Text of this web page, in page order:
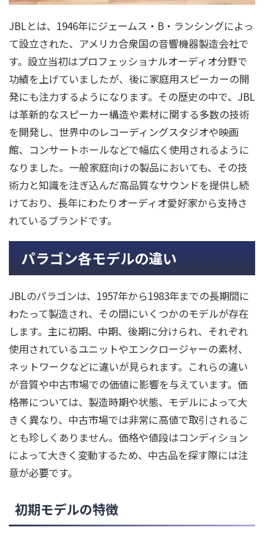
JBLとは、1946年にジェームス・B・ランシングによっ
て設立された、アメリカ合衆国の音響機器製造会社で
す。設立当初はプロフェッショナルオーディオ分野で
功績を上げていましたが、後に家庭用スピーカーの開
発にも注力するようになります。その歴史の中で、JBL
は革新的なスピーカー構造や素材に関する多数の技術
を開発し、世界中のレコーディングスタジオや映画
館、コンサートホールなどで幅広く使用されるように
なりました。一般家庭向けの製品においても、その技
術力と知識を注ぎ込んだ高品質なサウンドを提供し続
けており、長年にわたりオーディオ愛好家から支持さ
れているブランドです。
パラゴン各モデルの違い
JBLのパラゴンは、1957年から1983年までの長期間に
わたって製造され、その間にいくつかのモデルが存在
します。主に初期、中期、後期に分けられ、それぞれ
使用されているユニットやエンクロージャーの素材、
ネットワークなどに違いが見られます。これらの違い
が音質や中古市場での価値に影響を与えています。価
格帯については、製造時期や状態、モデルによって大
きく異なり、中古市場では非常に高値で取引されるこ
とも珍しくありません。価格や値段はコンディション
によって大きく変動するため、中古品を探す際には注
意が必要です。
初期モデルの特徴